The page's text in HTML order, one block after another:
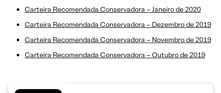
Carteira Recomendada Conservadora – Janeiro de 2020
Carteira Recomendada Conservadora – Dezembro de 2019
Carteira Recomendada Conservadora – Novembro de 2019
Carteira Recomendada Conservadora – Outubro de 2019